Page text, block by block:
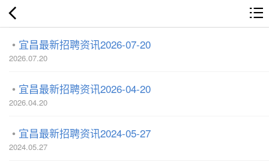
宜昌最新招聘资讯2026-07-20
2026.07.20
宜昌最新招聘资讯2026-04-20
2026.04.20
宜昌最新招聘资讯2024-05-27
2024.05.27